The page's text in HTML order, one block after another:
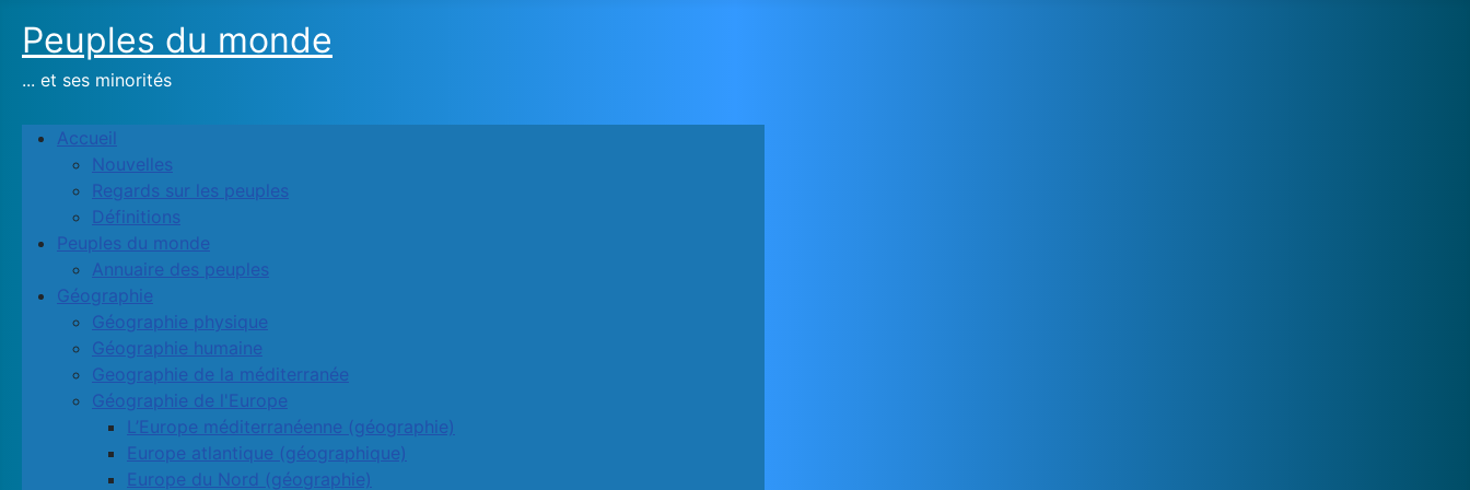
Peuples du monde
... et ses minorités
Accueil
Nouvelles
Regards sur les peuples
Définitions
Peuples du monde
Annuaire des peuples
Géographie
Géographie physique
Géographie humaine
Geographie de la méditerranée
Géographie de l'Europe
L’Europe méditerranéenne (géographie)
Europe atlantique (géographique)
Europe du Nord (géographie)